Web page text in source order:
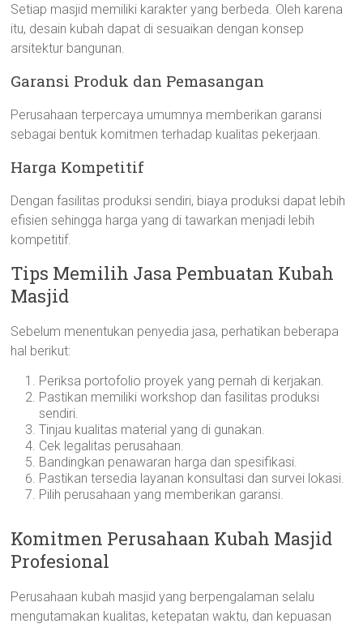
Setiap masjid memiliki karakter yang berbeda. Oleh karena
itu, desain kubah dapat di sesuaikan dengan konsep
arsitektur bangunan.
Garansi Produk dan Pemasangan
Perusahaan terpercaya umumnya memberikan garansi
sebagai bentuk komitmen terhadap kualitas pekerjaan.
Harga Kompetitif
Dengan fasilitas produksi sendiri, biaya produksi dapat lebih
efisien sehingga harga yang di tawarkan menjadi lebih
kompetitif.
Tips Memilih Jasa Pembuatan Kubah
Masjid
Sebelum menentukan penyedia jasa, perhatikan beberapa
hal berikut:
Periksa portofolio proyek yang pernah di kerjakan.
Pastikan memiliki workshop dan fasilitas produksi
sendiri.
Tinjau kualitas material yang di gunakan.
Cek legalitas perusahaan.
Bandingkan penawaran harga dan spesifikasi.
Pastikan tersedia layanan konsultasi dan survei lokasi.
Pilih perusahaan yang memberikan garansi.
Komitmen Perusahaan Kubah Masjid
Profesional
Perusahaan kubah masjid yang berpengalaman selalu
mengutamakan kualitas, ketepatan waktu, dan kepuasan